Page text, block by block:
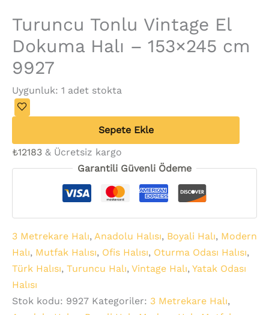
Turuncu Tonlu Vintage El
Dokuma Halı – 153×245 cm
9927
Uygunluk: 1 adet stokta
Sepete Ekle
₺12183 & Ücretsiz kargo
Garantili Güvenli Ödeme
3 Metrekare Halı, Anadolu Halısı, Boyali Halı, Modern
Halı, Mutfak Halısı, Ofis Halısı, Oturma Odası Halısı,
Türk Halısı, Turuncu Halı, Vintage Halı, Yatak Odası
Halısı
Stok kodu: 9927 Kategoriler: 3 Metrekare Halı,